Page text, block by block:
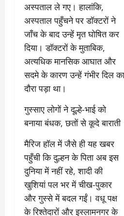
अस्पताल ले गए। हालांकि,
अस्पताल पहुँचने पर डॉक्टरों ने
जाँच के बाद उन्हें मृत घोषित कर
दिया। डॉक्टरों के मुताबिक,
अत्यधिक मानसिक आघात और
सदमे के कारण उन्हें गंभीर दिल का
दौरा पड़ा था।
​गुस्साए लोगों ने दूल्हे-भाई को
बनाया बंधक, छतों से कूदे बाराती
​मैरिज हॉल में जैसे ही यह खबर
पहुँची कि दुल्हन के पिता अब इस
दुनिया में नहीं रहे, शादी की
खुशियां पल भर में चीख-पुकार
और गुस्से में बदल गईं। वधू पक्ष
के रिश्तेदारों और इस्लामनगर के